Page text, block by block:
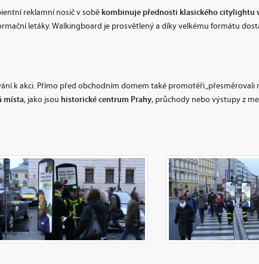
reklamní nosič v sobě kombinuje přednosti klasického citylightu
letáky. Walkingboard je prosvětlený a díky velkému formátu
k akci. Přímo před obchodním domem také promotéři „přesměrovali
místa, jako jsou historické centrum Prahy, průchody nebo výstupy z